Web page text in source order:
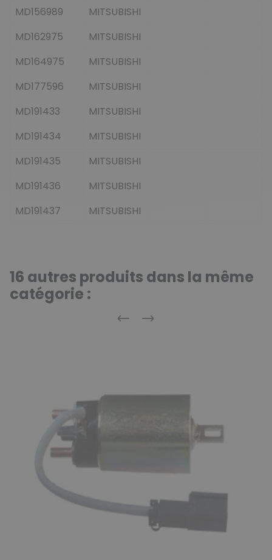
MD156989
MITSUBISHI
MD162975
MITSUBISHI
MD164975
MITSUBISHI
MD177596
MITSUBISHI
MD191433
MITSUBISHI
MD191434
MITSUBISHI
MD191435
MITSUBISHI
MD191436
MITSUBISHI
MD191437
MITSUBISHI
16 autres produits dans la même
catégorie :
Précédent
Suivant